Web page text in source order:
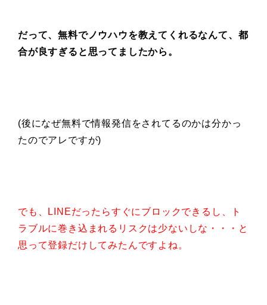
だって、無料でノウハウを教えてくれるなんて、都
合が良すぎると思ってましたから。
(後になぜ無料で情報発信をされてるのかは分かっ
たのでアレですが)
でも、LINEだったらすぐにブロックできるし、ト
ラブルに巻き込まれるリスクは少ないしな・・・と
思って登録だけしてみたんですよね。